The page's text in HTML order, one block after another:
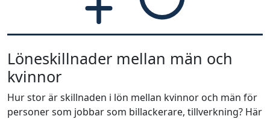
Löneskillnader mellan män och
kvinnor
Hur stor är skillnaden i lön mellan kvinnor och män för
personer som jobbar som billackerare, tillverkning? Här